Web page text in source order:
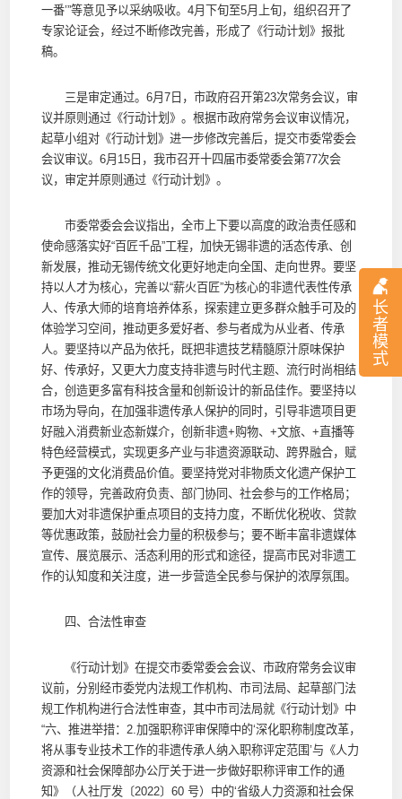
长
者
模
式
一番’”等意见予以采纳吸收。4月下旬至5月上旬，组织召开了
专家论证会，经过不断修改完善，形成了《行动计划》报批
稿。
三是审定通过。6月7日，市政府召开第23次常务会议，审
议并原则通过《行动计划》。根据市政府常务会议审议情况，
起草小组对《行动计划》进一步修改完善后，提交市委常委会
会议审议。6月15日，我市召开十四届市委常委会第77次会
议，审定并原则通过《行动计划》。
市委常委会会议指出，全市上下要以高度的政治责任感和
使命感落实好“百匠千品”工程，加快无锡非遗的活态传承、创
新发展，推动无锡传统文化更好地走向全国、走向世界。要坚
持以人才为核心，完善以“薪火百匠”为核心的非遗代表性传承
人、传承大师的培育培养体系，探索建立更多群众触手可及的
体验学习空间，推动更多爱好者、参与者成为从业者、传承
人。要坚持以产品为依托，既把非遗技艺精髓原汁原味保护
好、传承好，又更大力度支持非遗与时代主题、流行时尚相结
合，创造更多富有科技含量和创新设计的新品佳作。要坚持以
市场为导向，在加强非遗传承人保护的同时，引导非遗项目更
好融入消费新业态新媒介，创新非遗+购物、+文旅、+直播等
特色经营模式，实现更多产业与非遗资源联动、跨界融合，赋
予更强的文化消费品价值。要坚持党对非物质文化遗产保护工
作的领导，完善政府负责、部门协同、社会参与的工作格局；
要加大对非遗保护重点项目的支持力度，不断优化税收、贷款
等优惠政策，鼓励社会力量的积极参与；要不断丰富非遗媒体
宣传、展览展示、活态利用的形式和途径，提高市民对非遗工
作的认知度和关注度，进一步营造全民参与保护的浓厚氛围。
四、合法性审查
《行动计划》在提交市委常委会会议、市政府常务会议审
议前，分别经市委党内法规工作机构、市司法局、起草部门法
规工作机构进行合法性审查，其中市司法局就《行动计划》中
“六、推进举措：2.加强职称评审保障中的‘深化职称制度改革，
将从事专业技术工作的非遗传承人纳入职称评定范围’与《人力
资源和社会保障部办公厅关于进一步做好职称评审工作的通
知》（人社厅发〔2022〕60 号）中的‘省级人力资源和社会保